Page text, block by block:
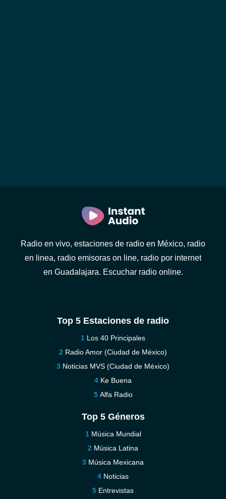
Radio en vivo, estaciones de radio en México, radio
en linea, radio emisoras on line, radio por internet
en Guadalajara. Escuchar radio online.
Top 5 Estaciones de radio
Los 40 Principales
Radio Amor (Ciudad de México)
Noticias MVS (Ciudad de México)
Ke Buena
Alfa Radio
Top 5 Géneros
Música Mundial
Música Latina
Música Mexicana
Noticias
Entrevistas